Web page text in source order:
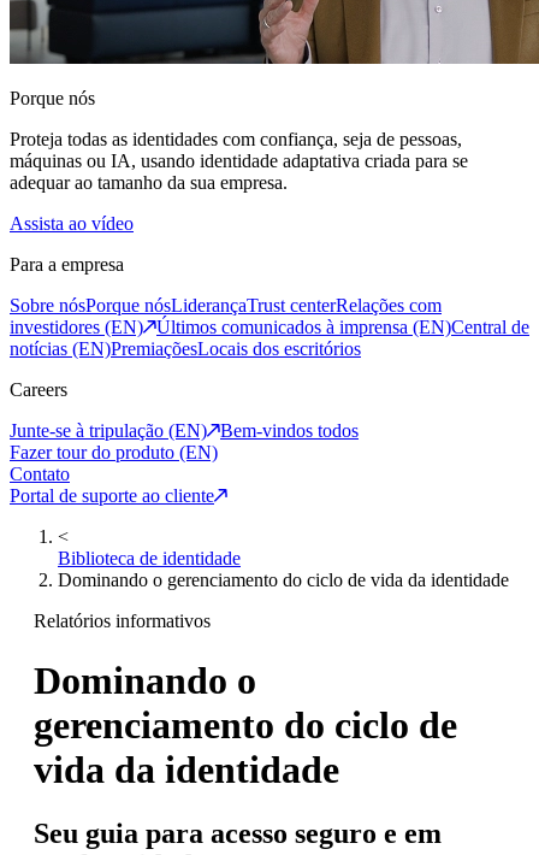
Porque nós
Proteja todas as identidades com confiança, seja de pessoas,
máquinas ou IA, usando identidade adaptativa criada para se
adequar ao tamanho da sua empresa.
Assista ao vídeo
Para a empresa
Sobre nósPorque nósLiderançaTrust centerRelações com
investidores (EN)
Últimos comunicados à imprensa (EN)Central de
notícias (EN)PremiaçõesLocais dos escritórios
Careers
Junte-se à tripulação (EN)
Bem-vindos todos
Fazer tour do produto (EN)
Contato
Portal de suporte ao cliente
<
Biblioteca de identidade
Dominando o gerenciamento do ciclo de vida da identidade
Relatórios informativos
Dominando o
gerenciamento do ciclo de
vida da identidade
Seu guia para acesso seguro e em